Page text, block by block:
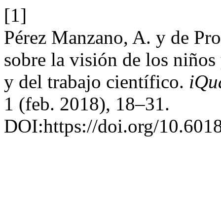
[1]
Pérez Manzano, A. y de
sobre la visión de los
y del trabajo científico.
1 (feb. 2018), 18–31.
DOI:https://doi.org/